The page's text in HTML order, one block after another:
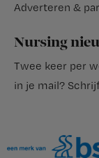
Adverteren &
Nursing
Twee keer per
in je mail?